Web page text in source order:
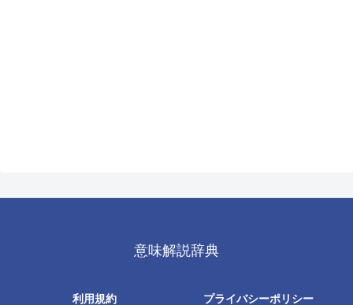
意味解説辞典
利用規約 プライバシーポリシー